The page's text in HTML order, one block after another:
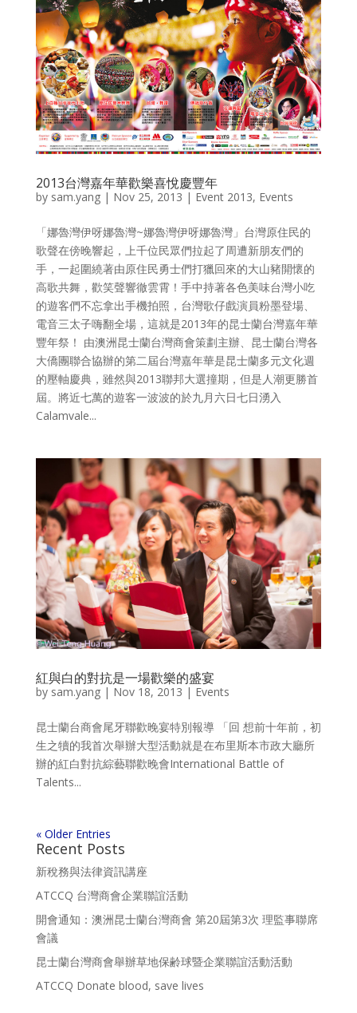
2013台灣嘉年華歡樂喜悅慶豐年
by sam.yang| Nov 25, 2013 | Event 2013, Events
「娜魯灣伊呀娜魯灣~娜魯灣伊呀娜魯灣」台灣原住民的
歌聲在傍晚響起，上千位民眾們拉起了周遭新朋友們的
手，一起圍繞著由原住民勇士們打獵回來的大山豬開懷的
高歌共舞，歡笑聲響徹雲霄！手中持著各色美味台灣小吃
的遊客們不忘拿出手機拍照，台灣歌仔戲演員粉墨登場、
電音三太子嗨翻全場，這就是2013年的昆士蘭台灣嘉年華
豐年祭！ 由澳洲昆士蘭台灣商會策劃主辦、昆士蘭台灣各
大僑團聯合協辦的第二屆台灣嘉年華是昆士蘭多元文化週
的壓軸慶典，雖然與2013聯邦大選撞期，但是人潮更勝首
屆。將近七萬的遊客一波波的於九月六日七日湧入
Calamvale...
紅與白的對抗是一場歡樂的盛宴
by sam.yang| Nov 18, 2013 | Events
昆士蘭台商會尾牙聯歡晚宴特別報導 「回 想前十年前，初
生之犢的我首次舉辦大型活動就是在布里斯本市政大廳所
辦的紅白對抗綜藝聯歡晚會International Battle of
Talents...
« Older Entries
Recent Posts
新稅務與法律資訊講座
ATCCQ 台灣商會企業聯誼活動
開會通知：澳洲昆士蘭台灣商會 第20屆第3次 理監事聯席
會議
昆士蘭台灣商會舉辦草地保齢球暨企業聯誼活動活動
ATCCQ Donate blood, save lives